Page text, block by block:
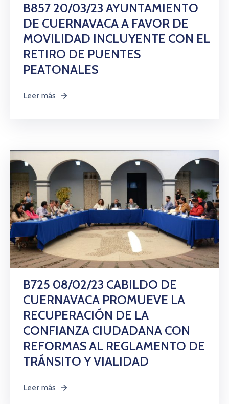
B857 20/03/23 AYUNTAMIENTO
DE CUERNAVACA A FAVOR DE
MOVILIDAD INCLUYENTE CON EL
RETIRO DE PUENTES
PEATONALES
Leer más
B725 08/02/23 CABILDO DE
CUERNAVACA PROMUEVE LA
RECUPERACIÓN DE LA
CONFIANZA CIUDADANA CON
REFORMAS AL REGLAMENTO DE
TRÁNSITO Y VIALIDAD
Leer más